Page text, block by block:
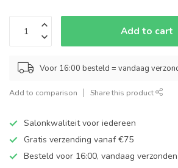
Add to cart
Voor 16:00 besteld = vandaag
Add to comparison Share this product
Salonkwaliteit voor iedereen
Gratis verzending vanaf €75
Besteld voor 16:00, vandaag verzonden